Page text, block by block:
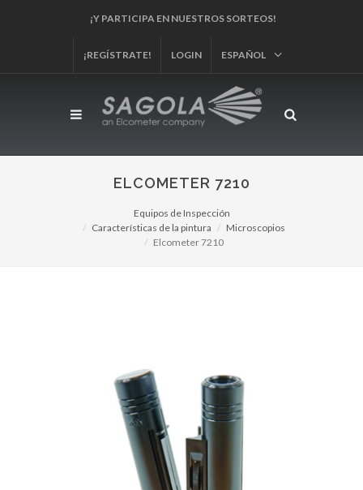
¡Y PARTICIPA EN NUESTROS SORTEOS!
¡REGÍSTRATE! LOGIN ESPAÑOL
ELCOMETER 7210
Equipos de Inspección
Características de la pintura
Microscopios
Elcometer 7210